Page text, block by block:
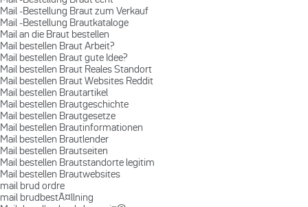
Mail -Bestellung Braut zum Verkauf
Mail -Bestellung Brautkataloge
Mail an die Braut bestellen
Mail bestellen Braut Arbeit?
Mail bestellen Braut gute Idee?
Mail bestellen Braut Reales Standort
Mail bestellen Braut Websites Reddit
Mail bestellen Brautartikel
Mail bestellen Brautgeschichte
Mail bestellen Brautgesetze
Mail bestellen Brautinformationen
Mail bestellen Brautlender
Mail bestellen Brautseiten
Mail bestellen Brautstandorte legitim
Mail bestellen Brautwebsites
mail brud ordre
mail brudbestÃ¤llning